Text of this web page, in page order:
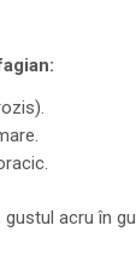
acru în